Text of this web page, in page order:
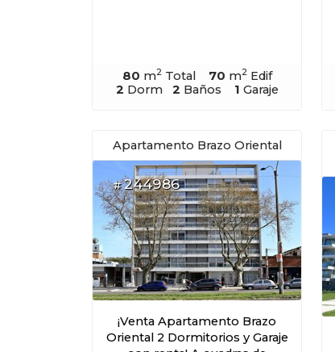
80 m2Total 70 m2Edif
2 Dorm 2 Baños 1 Garaje
Apartamento Brazo Oriental
#244986
¡Venta Apartamento Brazo
Oriental 2 Dormitorios y Garaje